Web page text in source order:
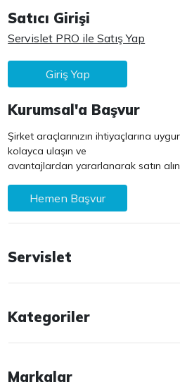
Satıcı Girişi
Servislet PRO ile Satış Yap
Giriş Yap
Kurumsal'a Başvur
Şirket araçlarınızın ihtiyaçlarına
kolayca ulaşın ve
avantajlardan yararlanarak satın
Hemen Başvur
Servislet
Kategoriler
Markalar